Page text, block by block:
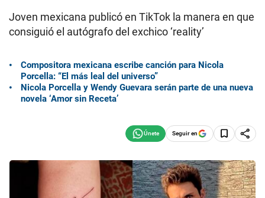
Joven mexicana publicó en TikTok la manera en que
consiguió el autógrafo del exchico ‘reality’
Compositora mexicana escribe canción para Nicola
Porcella: “El más leal del universo”
Nicola Porcella y Wendy Guevara serán parte de una nueva
novela ‘Amor sin Receta’
Seguir en